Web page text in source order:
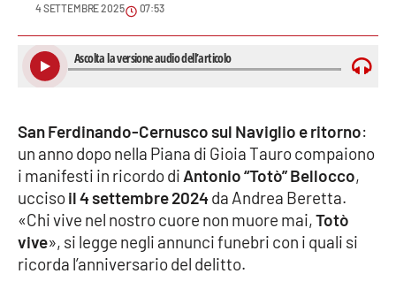
Editoriali
VIDEO
Cronaca
Cultura
Economia e Lavoro
4 SETTEMBRE 2025 07:53
San Ferdinando-Cernusco sul Naviglio e ritorno:
un anno dopo nella Piana di Gioia Tauro compaiono
i manifesti in ricordo di Antonio “Totò” Bellocco,
uccisoil 4 settembre 2024da Andrea Beretta.
«Chi vive nel nostro cuore non muore mai,Totò
vive», si legge negli annunci funebri con i quali si
ricorda l’anniversario del delitto.